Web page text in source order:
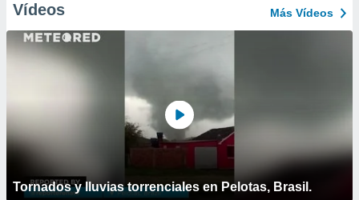
Vídeos Más Vídeos
Tornados y lluvias torrenciales en Pelotas, Brasil.